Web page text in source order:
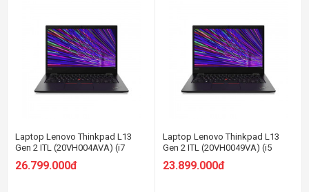
Laptop Lenovo Thinkpad L13
Gen 2 ITL (20VH004AVA) (i7
SSD/13.3 FHD/Dos/Đen)
26.799.000đ
Laptop Lenovo Thinkpad L13
Gen 2 ITL (20VH0049VA) (i5
SSD/13.3 FHD/Dos/Đen)
23.899.000đ